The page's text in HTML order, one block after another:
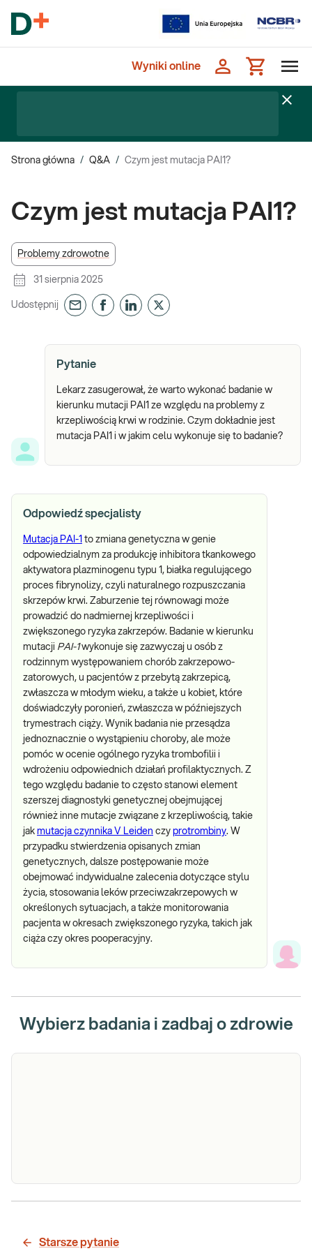
Wyniki online
Strona główna / Q&A / Czym jest mutacja PAI1?
Czym jest mutacja PAI1?
Problemy zdrowotne
31 sierpnia 2025
Udostępnij
Pytanie
Lekarz zasugerował, że warto wykonać badanie w
kierunku mutacji PAI1 ze względu na problemy z
krzepliwością krwi w rodzinie. Czym dokładnie jest
mutacja PAI1 i w jakim celu wykonuje się to badanie?
Odpowiedź specjalisty
Mutacja PAI-1 to zmiana genetyczna w genie
odpowiedzialnym za produkcję inhibitora tkankowego
aktywatora plazminogenu typu 1, białka regulującego
proces fibrynolizy, czyli naturalnego rozpuszczania
skrzepów krwi. Zaburzenie tej równowagi może
prowadzić do nadmiernej krzepliwości i
zwiększonego ryzyka zakrzepów. Badanie w kierunku
mutacji PAI-1wykonuje się zazwyczaj u osób z
rodzinnym występowaniem chorób zakrzepowo-
zatorowych, u pacjentów z przebytą zakrzepicą,
zwłaszcza w młodym wieku, a także u kobiet, które
doświadczyły poronień, zwłaszcza w późniejszych
trymestrach ciąży. Wynik badania nie przesądza
jednoznacznie o wystąpieniu choroby, ale może
pomóc w ocenie ogólnego ryzyka trombofilii i
wdrożeniu odpowiednich działań profilaktycznych. Z
tego względu badanie to często stanowi element
szerszej diagnostyki genetycznej obejmującej
również inne mutacje związane z krzepliwością, takie
jak mutacja czynnika V Leiden czy protrombiny. W
przypadku stwierdzenia opisanych zmian
genetycznych, dalsze postępowanie może
obejmować indywidualne zalecenia dotyczące stylu
życia, stosowania leków przeciwzakrzepowych w
określonych sytuacjach, a także monitorowania
pacjenta w okresach zwiększonego ryzyka, takich jak
ciąża czy okres pooperacyjny.
Wybierz badania i zadbaj o zdrowie
Polimorfizm -
genie PAI-1
diagnozowaniu predyspozycji do chorób
Starsze pytanie